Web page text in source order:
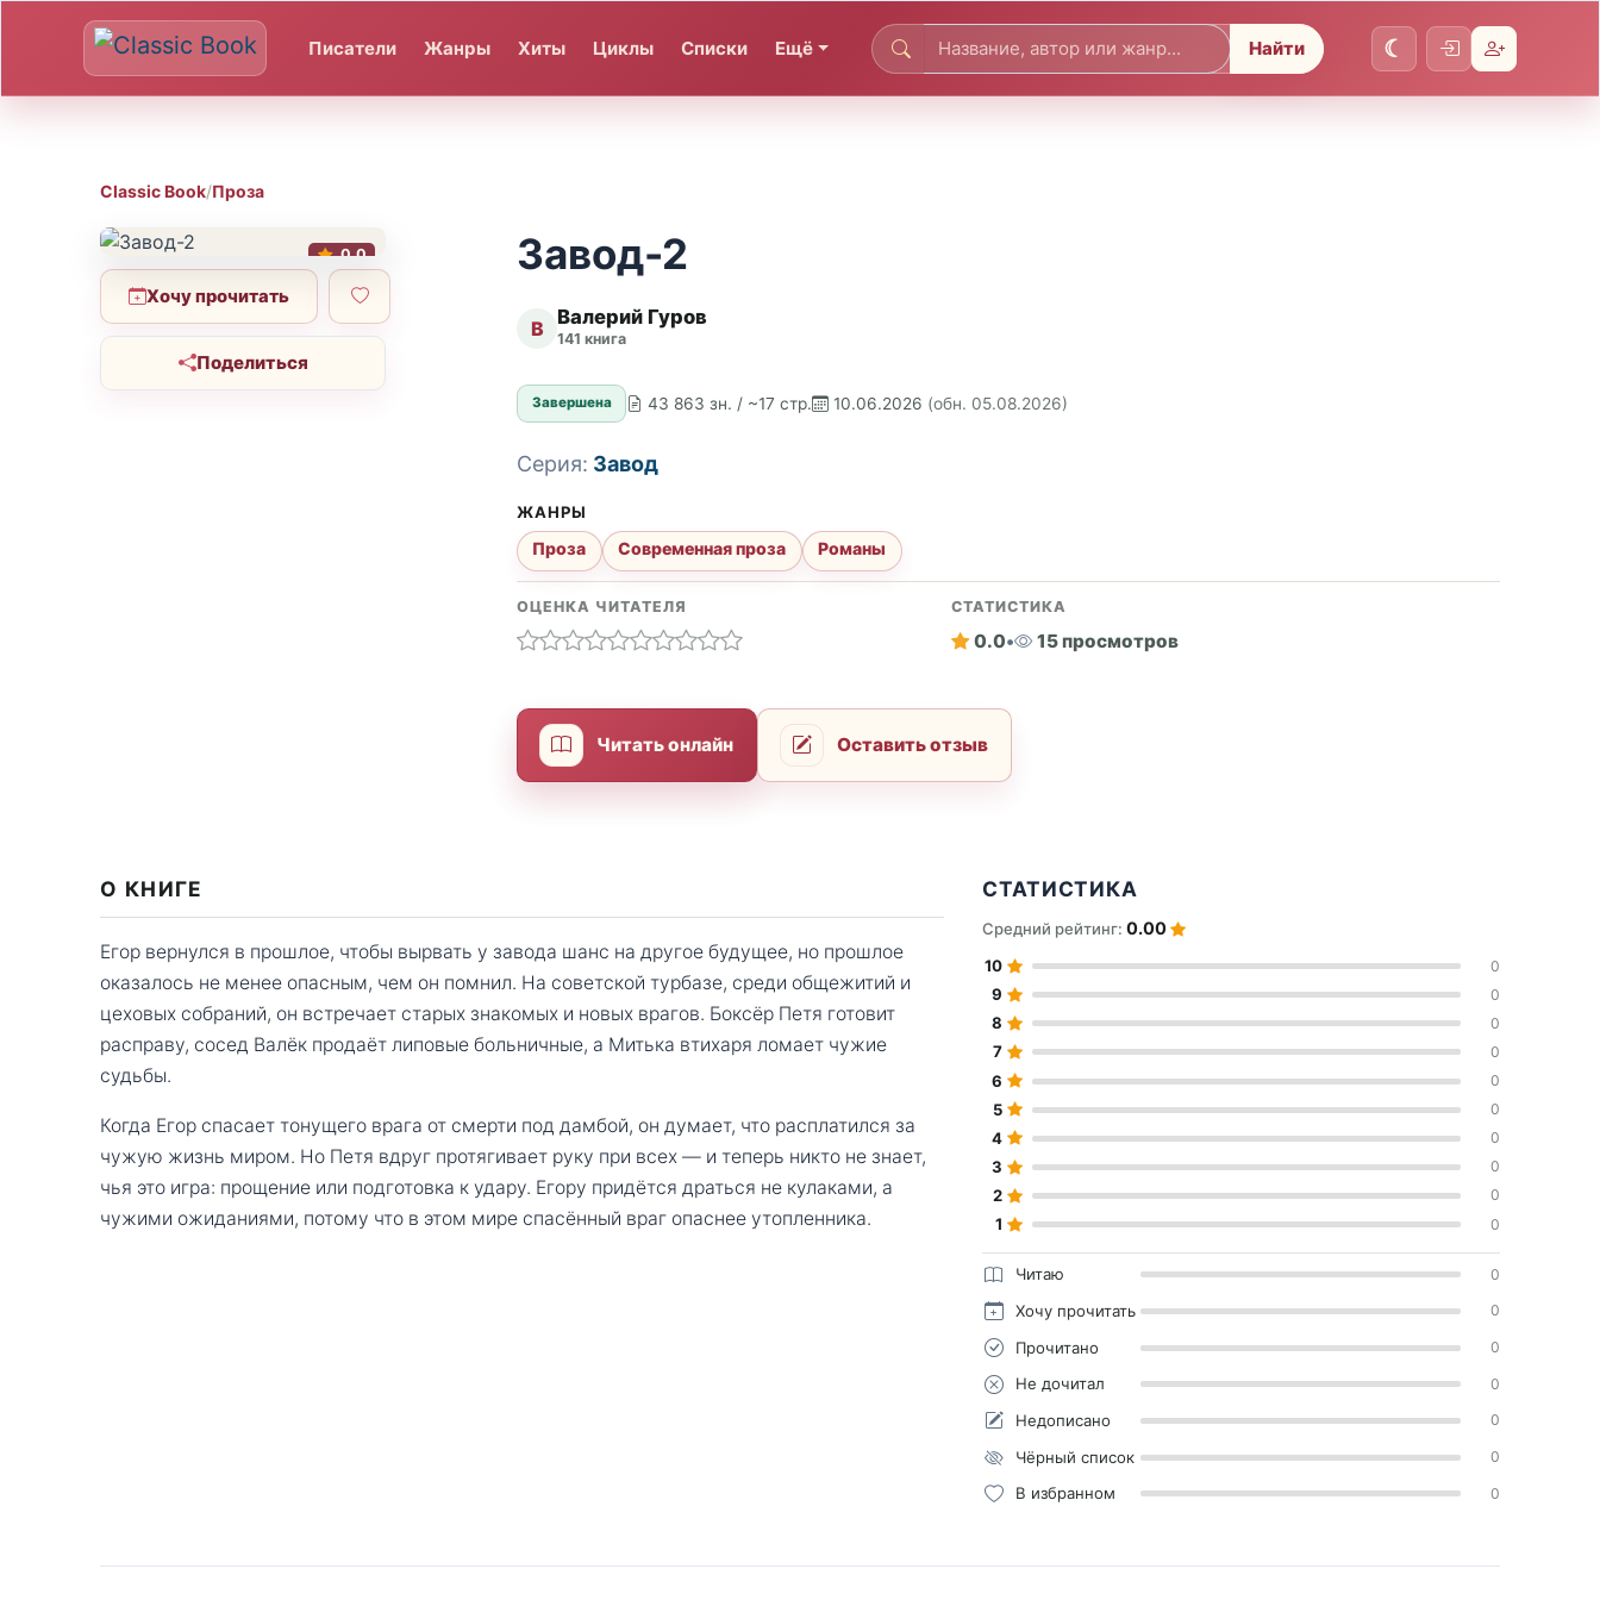
Писатели Жанры Хиты Циклы Списки Ещё Найти
Classic Book/Проза
0.0
Хочу прочитать
Поделиться
Завод-2
В Валерий Гуров
141 книга
Завершена 43 863 зн. / ~17 стр. 10.06.2026 (обн. 05.08.2026)
Серия: Завод
ЖАНРЫ
Проза Современная проза Романы
ОЦЕНКА ЧИТАТЕЛЯ СТАТИСТИКА
0.0• 15 просмотров
Читать онлайн Оставить отзыв
О КНИГЕ
Егор вернулся в прошлое, чтобы вырвать у завода шанс на другое будущее, но прошлое
оказалось не менее опасным, чем он помнил. На советской турбазе, среди общежитий и
цеховых собраний, он встречает старых знакомых и новых врагов. Боксёр Петя готовит
расправу, сосед Валёк продаёт липовые больничные, а Митька втихаря ломает чужие
судьбы.
Когда Егор спасает тонущего врага от смерти под дамбой, он думает, что расплатился за
чужую жизнь миром. Но Петя вдруг протягивает руку при всех — и теперь никто не знает,
чья это игра: прощение или подготовка к удару. Егору придётся драться не кулаками, а
чужими ожиданиями, потому что в этом мире спасённый враг опаснее утопленника.
СТАТИСТИКА
Средний рейтинг:0.00
10 0
9 0
8 0
7 0
6 0
5 0
4 0
3 0
2 0
1 0
Читаю 0
Хочу прочитать 0
Прочитано 0
Не дочитал 0
Недописано 0
Чёрный список 0
В избранном 0